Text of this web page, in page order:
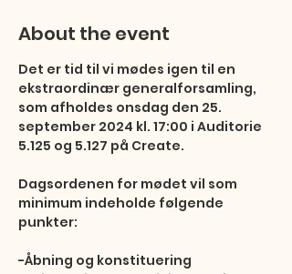
About the event
Det er tid til vi mødes igen til en
ekstraordinær generalforsamling,
som afholdes onsdag den 25.
september 2024 kl. 17:00 i Auditorie
5.125 og 5.127 på Create.
Dagsordenen for mødet vil som
minimum indeholde følgende
punkter:
-Åbning og konstituering